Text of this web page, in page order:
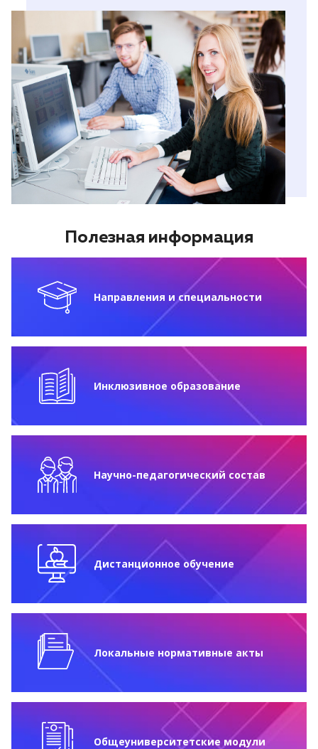
Полезная информация
Направления и специальности
Инклюзивное образование
Научно-педагогический состав
Дистанционное обучение
Локальные нормативные акты
Общеуниверситетские модули